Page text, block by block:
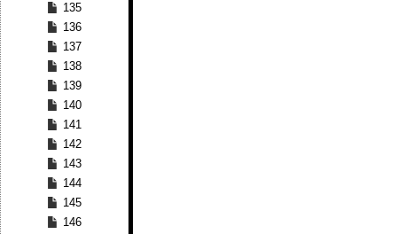
135
136
137
138
139
140
141
142
143
144
145
146